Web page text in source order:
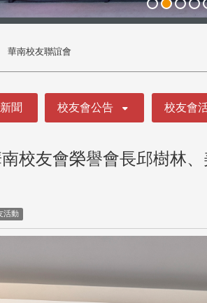
華南校友聯誼會
聞 校友會公告 校友會
南校友會榮譽會長邱樹林
活動